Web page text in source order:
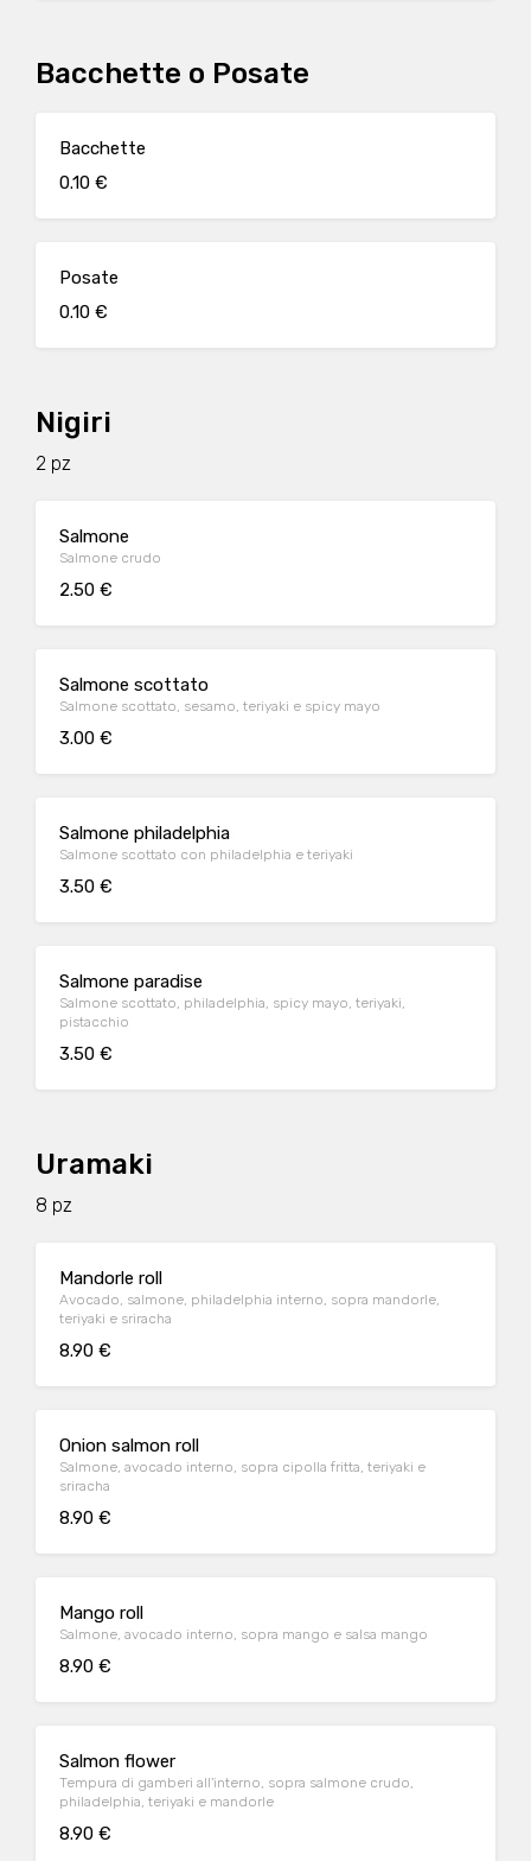
Bacchette o Posate
Bacchette
0.10 €
Posate
0.10 €
Nigiri
2 pz
Salmone
Salmone crudo
2.50 €
Salmone scottato
Salmone scottato, sesamo, teriyaki e spicy mayo
3.00 €
Salmone philadelphia
Salmone scottato con philadelphia e teriyaki
3.50 €
Salmone paradise
Salmone scottato, philadelphia, spicy mayo, teriyaki,
pistacchio
3.50 €
Uramaki
8 pz
Mandorle roll
Avocado, salmone, philadelphia interno, sopra mandorle,
teriyaki e sriracha
8.90 €
Onion salmon roll
Salmone, avocado interno, sopra cipolla fritta, teriyaki e
sriracha
8.90 €
Mango roll
Salmone, avocado interno, sopra mango e salsa mango
8.90 €
Salmon flower
Tempura di gamberi all'interno, sopra salmone crudo,
philadelphia, teriyaki e mandorle
8.90 €